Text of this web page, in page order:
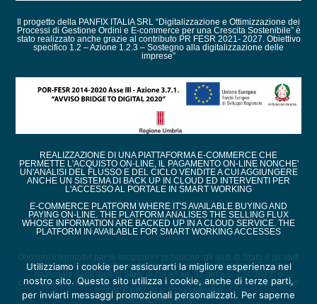
Il progetto della PANFIX ITALIA SRL “Digitalizzazione e Ottimizzazione dei
Processi di Gestione Ordini e E-commerce per una Crescita Sostenibile” è
stato realizzato anche grazie al contributo PR FESR 2021- 2027. Obiettivo
specifico 1.2 – Azione 1.2.3 – Sostegno alla digitalizzazione delle
imprese”
REALIZZAZIONE DI UNA PIATTAFORMA E-COMMERCE CHE
PERMETTE L'ACQUISTO ON-LINE, IL PAGAMENTO ON-LINE NONCHE'
UN'ANALISI DEL FLUSSO E DEL CICLO VENDITE A CUI AGGIUNGERE
ANCHE UN SISTEMA DI BACK UP IN CLOUD ED INTERVENTI PER
L'ACCESSO AL PORTALE IN SMART WORKING
E-COMMERCE PLATFORM WHERE IT'S AVAILABLE BUYING AND
PAYING ON-LINE. THE PLATFORM ANALISES THE SELLING FLUX
WHOSE INFORMATION ARE BACKED UP IN A CLOUD SERVICE. THE
PLATFORM IN AVAILABLE FOR SMART WORKING ACCESSES
Obblighi informativi per le erogazioni pubbliche: gli aiuti di Stato e gli aiuti
de minimis ricevuti dalla nostra impresa sono contenuti nel Registro
nazionale degli aiuti di Stato di cui all’art. 52 della L. 234/2012” e
consultabili al seguente link, inserendo come chiave di ricerca nel campo
CODICE FISCALE 01241680550
VISITA IL REGISTRO
Utilizziamo i cookie per assicurarti la migliore esperienza nel
nostro sito. Questo sito utilizza i cookie, anche di terze parti,
per inviarti messaggi promozionali personalizzati. Per saperne